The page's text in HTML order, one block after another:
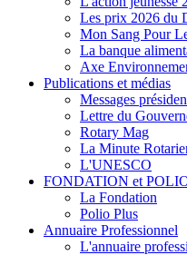
Les prix 2026 du
Mon Sang Pour
La banque
Axe
Publications et médias
Messages
Lettre du
Rotary Mag
La Minute
L'UNESCO
FONDATION et
La Fondation
Polio Plus
Annuaire Professionnel
L'annuaire